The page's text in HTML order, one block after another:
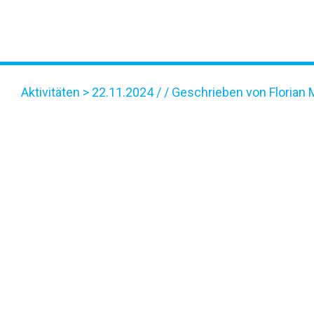
Aktivitäten > 22.11.2024 / / Geschrieben von Florian